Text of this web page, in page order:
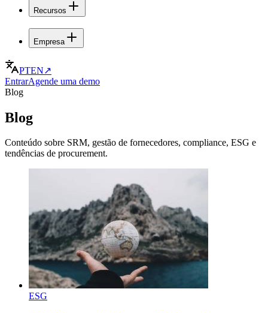
Recursos
Empresa
PTEN↗
EntrarAgende uma demo
Blog
Blog
Conteúdo sobre SRM, gestão de fornecedores, compliance, ESG e
tendências de procurement.
ESG